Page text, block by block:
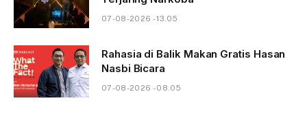
07-08-2026 - 13.05
Rahasia di Balik Makan Gratis Hasan
Nasbi Bicara
07-08-2026 - 08.05